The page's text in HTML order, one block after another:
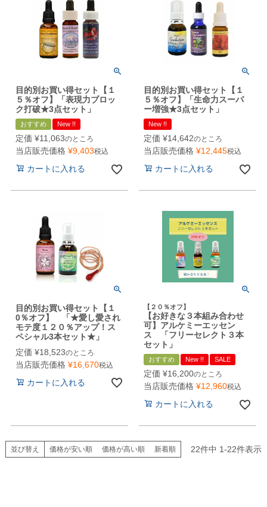
目的別お買い得セット【１
５％オフ】「表現力ブロッ
ク打破★3点セット」
おすすめ New !!
定価 ¥11,063のところ
当店販売価格 ¥9,403税込
カートに入れる
目的別お買い得セット【１
５％オフ】「生命力スーパ
ー増強★3点セット」
New !!
定価 ¥14,642のところ
当店販売価格 ¥12,445税込
カートに入れる
目的別お買い得セット【１
0％オフ】 「★愛し愛され
モテ度１２０％アップ！ス
ペシャル3本セット★」
定価 ¥18,523のところ
当店販売価格 ¥16,670税込
カートに入れる
【２０％オフ】
【お好きな３本組み合わせ
可】アルケミーエッセン
ス 「フリーセレクト３本
セット」
おすすめ New !! SALE
定価 ¥16,200のところ
当店販売価格 ¥12,960税込
カートに入れる
並び替え 価格が安い順 価格が高い順 新着順 22件中 1-22件表示